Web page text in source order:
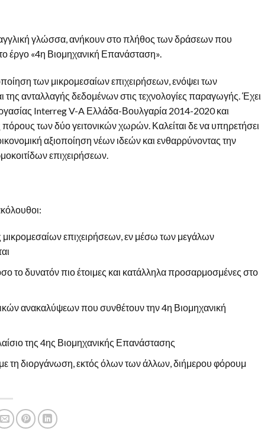
αγγλική γλώσσα, ανήκουν στο πλήθος των δράσεων που
έργο «4η Βιομηχανική Επανάσταση».
των μικρομεσαίων επιχειρήσεων, ενόψει των
ανταλλαγής δεδομένων στις τεχνολογίες παραγωγής. Έχει
Interreg V-A Ελλάδα-Βουλγαρία 2014-2020 και
των δύο γειτονικών χωρών. Καλείται δε να υπηρετήσει
αξιοποίηση νέων ιδεών και ενθαρρύνοντας την
επιχειρήσεων.
επιχειρήσεων, εν μέσω των μεγάλων
το δυνατόν πιο έτοιμες και κατάλληλα προσαρμοσμένες στο
ανακαλύψεων που συνθέτουν την 4η Βιομηχανική
της 4ης Βιομηχανικής Επανάστασης
τη διοργάνωση, εκτός όλων των άλλων, διήμερου φόρουμ